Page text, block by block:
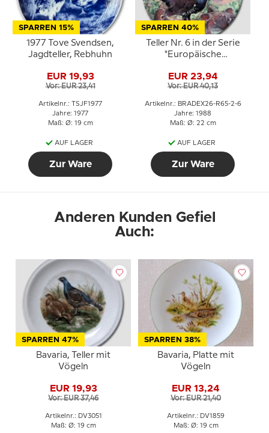
SPARREN 15%
1977 Tove Svendsen,
Jagdteller, Rebhuhn
EUR 19,93
Vor: EUR 23,41
Artikelnr.: TSJF1977
Jahre: 1977
Maß: Ø: 19 cm
AUF LAGER
Zur Ware
SPARREN 40%
Teller Nr. 6 in der Serie
"Europäische
Grafton
EUR 23,94
Vor: EUR 40,13
Artikelnr.: BRADEX26-R65-2-6
Jahre: 1988
Maß: Ø: 22 cm
AUF LAGER
Zur Ware
Anderen Kunden Gefiel
Auch:
SPARREN 47%
Bavaria, Teller mit
Vögeln
EUR 19,93
Vor: EUR 37,46
Artikelnr.: DV3051
Maß: Ø: 19 cm
SPARREN 38%
Bavaria, Platte mit
Vögeln
EUR 13,24
Vor: EUR 21,40
Artikelnr.: DV1859
Maß: Ø: 19 cm